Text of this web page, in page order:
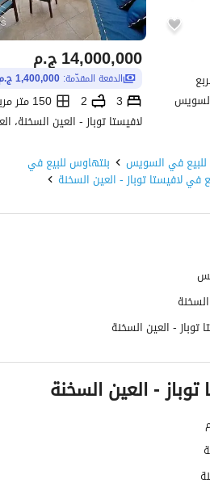
السويس
ج.م14,000,000
الدفعة المقدّمة: 1,400,000 ج.م
3
2 150 متر مربع
في السويس بنتهاوس للبيع في
في لافيستا توباز - العين السخنة
توباز - العين السخنة
- العين السخنة